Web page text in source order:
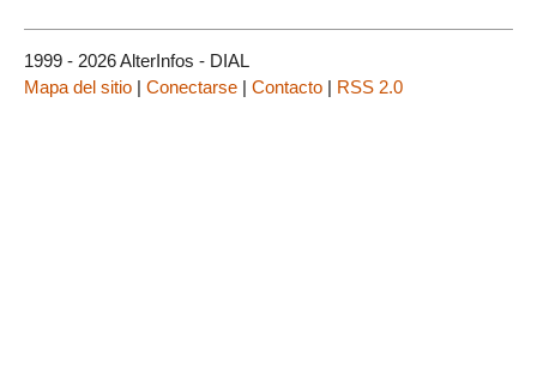
1999 - 2026 AlterInfos - DIAL
Mapa del sitio | Conectarse | Contacto | RSS 2.0